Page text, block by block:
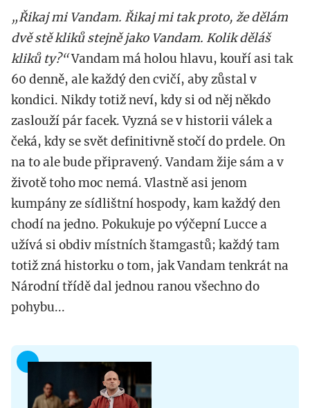
„Řikaj mi Vandam. Řikaj mi tak proto, že dělám
dvě stě kliků stejně jako Vandam. Kolik děláš
kliků ty?“Vandam má holou hlavu, kouří asi tak
60 denně, ale každý den cvičí, aby zůstal v
kondici. Nikdy totiž neví, kdy si od něj někdo
zaslouží pár facek. Vyzná se v historii válek a
čeká, kdy se svět definitivně stočí do prdele. On
na to ale bude připravený. Vandam žije sám a v
životě toho moc nemá. Vlastně asi jenom
kumpány ze sídlištní hospody, kam každý den
chodí na jedno. Pokukuje po výčepní Lucce a
užívá si obdiv místních štamgastů; každý tam
totiž zná historku o tom, jak Vandam tenkrát na
Národní třídě dal jednou ranou všechno do
pohybu...